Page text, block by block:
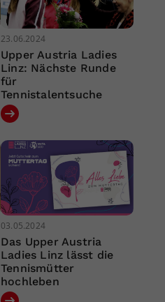
23.06.2024
Upper Austria Ladies
Linz: Nächste Runde
für
Tennistalentsuche
03.05.2024
Das Upper Austria
Ladies Linz lässt die
Tennismütter
hochleben